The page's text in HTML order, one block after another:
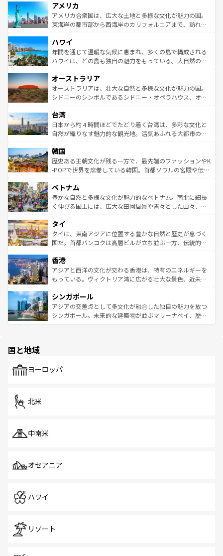
ンツ一覧を参照してほしい。
の建物がそのまま残る町や、スイスならではのユニークな
博物館もあり、アルプス観光だけでなく町歩きも満喫する
ことができる。国民の所得が高いため物価も高いが、旅行
ば市内交通費無料で観光を楽しむこともできる。 なお、新
着のスイス情報はコンテンツ一覧 を参照してほしい。
アメリカ
アメリカ合衆国は、広大な土地と多様な文化が魅力の国。
東海岸の都市部から西海岸のカリフォルニアまで、訪れる
のような巨大都市は、観光、ショッピング、エンターテイ
ンメントが詰まった刺激的なスポットだ。一方、アメリカ
西部には大自然が広がり、グランドキャニオンやイエロー
部のニューオーリンズでは、音楽と美食が融合した独特の
文化が魅力。旅行者はアメリカの各地域で異なる魅力を楽
しみながら、その多様性と豊かな歴史を感じることができ
ならではの贅沢な旅のスタイルだ。 なお、新着のアメリカ
情報はコンテンツ一覧を参照してほしい。
ハワイ
年間を通じて温暖な気候に恵まれ、多くの島で構成される
ハワイは、どの島も独自の魅力をもっている。大自然の神
ワイ島は見逃せない。また、定番の観光地といえばオアフ
島だが、静かな自然を求めるならマウイ島やカウアイ島が
おすすめ。エメラルドグリーンに輝く海をはじめ、豊かな
れるおもてなしの心で訪れる人々を迎えてくれるハワイの
人々、おいしいローカルフードやハワイアンミュージッ
ク、伝統的なフラダンスなど、すべてがハワイの魅力を彩
ワイを、存分に味わってほしい。 なお、新着のハワイ情報
はコンテンツ一覧を参照してほしい。
オーストラリア
オーストラリアは、壮大な自然と多様な文化が魅力の国。
シドニーのシンボルであるシドニー・オペラハウス、オー
リアリーフや大陸中央部にそびえるウルル（エアーズロッ
ク）、タスマニアの美しい原生林やケアンズの熱帯雨林な
ど、見どころがたくさん。また、カフェやワイン、オージ
いる。アクティビティも充実しており、サーフィンやダイ
ビング、ハイキングなど、アウトドア好きにはたまらな
い。オーストラリアの多彩な魅力を存分に味わいつくそ
参照してほしい。
台湾
日本から約４時間ほどでたどり着く台湾は、多彩な文化と
自然が織りなす魅力的な観光地。活気あふれる大都市の台
ン）、静ひつな山岳地帯である台湾東部など、都市の喧騒
と山間の静けさが共存しており、訪れる人に新しい発見と
驚きをもたらしてくれる。また、奥深い台湾の食文化も魅
容にもいいと評判のスイーツなど、バラエティ豊かな料理
が味わえる。 なお、新着の台湾情報は コンテンツ一覧を参
照してほしい。
韓国
歴史ある王朝文化が残る一方で、最先端のファッションやK
-POPで世界を席巻している韓国。首都ソウルの宮殿や伝統
き、地方に足を延ばせば四季折々の自然美を楽しむことが
できる。そして、キムチや焼肉、絶品のストリートフード
まで、さまざまな韓国料理が待っている。夜には、韓国な
リティに包まれながら、韓国の多彩な魅力を心ゆくまで味
わってみてほしい。 なお、新着の韓国情報はコンテンツ一
覧を参照してほしい。
ベトナム
豊かな自然と多様な文化が魅力的なベトナム。南北に細長
く伸びる国土には、広大な田園風景や青々とした山々、世
急速な発展と共に伝統が息づく。ハノイの古い町並みやホ
ーチミン市のフランス統治時代の建物も、独特の雰囲気を
醸し出している。また、バラエティの豊かさとおいしさで
とつ。フォーやバインミー、ベトナムコーヒーなどは、ぜ
ひ現地で味わいたい。どの地域を訪れてもあたたかい人々
が旅行者を迎えてくれるので、きっと忘れられない旅にな
参照してほしい。
タイ
タイは、東南アジアに位置する豊かな自然と歴史が息づく
国だ。首都バンコクは高層ビルが立ち並ぶ一方、伝統的な
の活気が交差している。北部ではチェンマイなどの山岳地
帯で自然と触れ合い、南部ではプーケットやクラビの美し
いビーチでリゾート気分を楽しむことができる。タイ料理
激する。気候は一年中温暖で、どの季節にも異なる楽しみ
が待っている。親しみやすいタイの人々、仏教を中心とし
た文化、そして多様な観光資源が、訪れる旅人を魅了し続
香港
アジアと西洋の文化が交わる香港は、特有のエネルギーを
もっている。ヴィクトリア湾に広がる壮大な景色、近未来
み、どこを訪れても感動するはず。観光スポットが密集し
ており、効率よく見どころを回れるのも魅力。息をのむよ
うな絶景から文化的な体験まで、香港を存分に楽しみ尽く
シンガポール
アジアの交差点として多文化が融合した独自の魅力を放つ
シンガポール。未来的な建築物が並ぶマリーナベイ、歴史
で、ホーカーズは地元の風情を楽しめる外せないスポット
国と地域
ヨーロッパ
北米
中南米
オセアニア
ハワイ
リゾート